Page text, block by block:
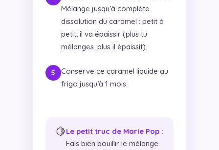
Mélange jusqu’à complète
dissolution du caramel : petit à
petit, il va épaissir (plus tu
mélanges, plus il épaissit).
Conserve ce caramel liquide au
frigo jusqu’à 1 mois.
🍋Le petit truc de Marie Pop :
Fais bien bouillir le mélange